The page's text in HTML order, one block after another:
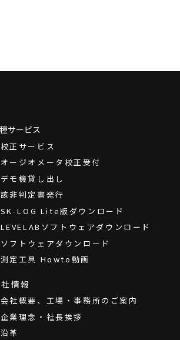
サービス
校正サービス
オージオメータ校正受付
デモ機貸し出し
該非判定書発行
SK-LOG Lite版ダウンロード
LEVELABソフトウェアダウンロード
ソフトウェアダウンロード
測定工具 Howto動画
情報
会社概要、工場・事務所のご案内
企業理念・社長挨拶
沿革